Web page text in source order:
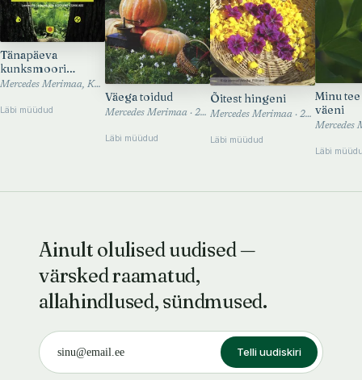
Tänapäeva
kunksmoori
koduapteek
Mercedes Merimaa, Kaia-Kaire Hunt, Elery Tammemägi, Kaido Soobik, Silva Soobik · 2014
Läbi müüdud
Väega toidud
Mercedes Merimaa · 2012
Läbi müüdud
Õitest hingeni
Mercedes Merimaa · 2011
Läbi müüdud
Minu
väeni
Läbi
Ainult olulised uudised —
värsked raamatud,
allahindlused, sündmused.
Telli uudiskiri